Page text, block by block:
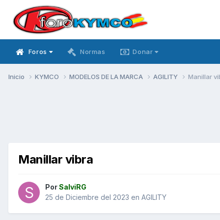
Foros Normas Donar
Inicio KYMCO MODELOS DE LA MARCA AGILITY Manillar
Manillar vibra
PorSalviRG
25 de Diciembre del 2023 en AGILITY